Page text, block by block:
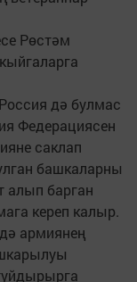
Рөстәм
дә булмас
Федерациясен
саклап
башкаларны
алып барган
кереп калыр.
армиянең